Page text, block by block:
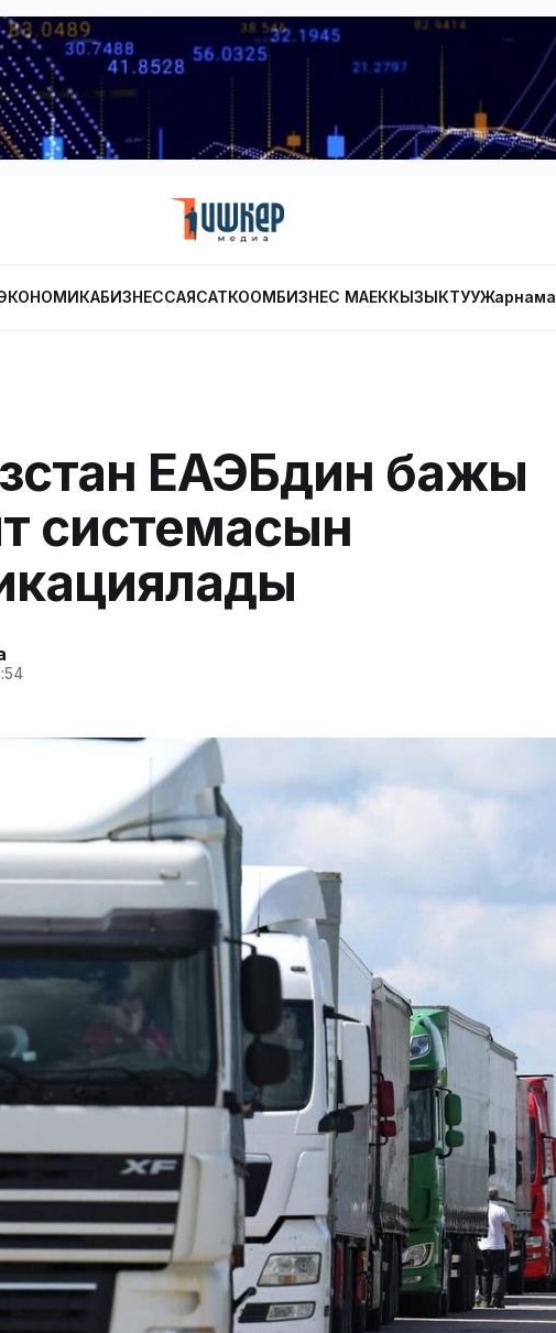
БИЗНЕССАЯСАТКООМБИЗНЕС МАЕККЫЗЫКТУУЖарнама
ЕАЭБдин бажы
системасын